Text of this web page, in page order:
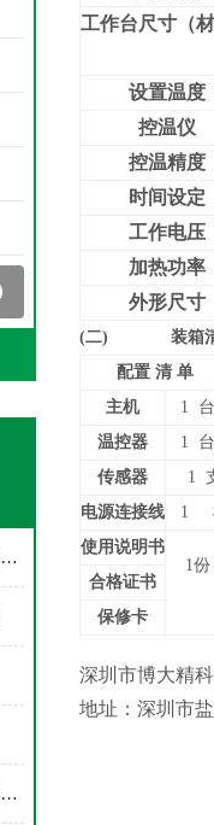
简述多点磁力搅拌恒温水浴的规范操作步骤
晶圆烤胶机是光刻工艺中常备的重要设备？
工作台尺寸（
设置温度
控温仪
控温精度
时间设定
工作电压
加热功率
外形尺寸
(二) 装箱
配置 清 单
主机
1 台
温控器
1 台
传感器
1
电源连接线 1
使用说明书
1份
合格证书
保修卡
深圳市博大精
地址：深圳市